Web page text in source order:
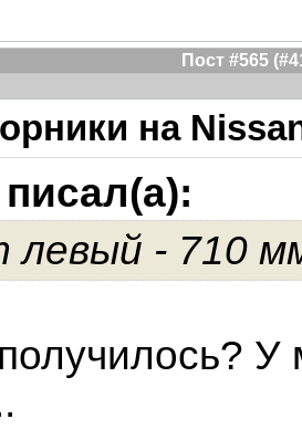
Пост #565
на
левый - 710